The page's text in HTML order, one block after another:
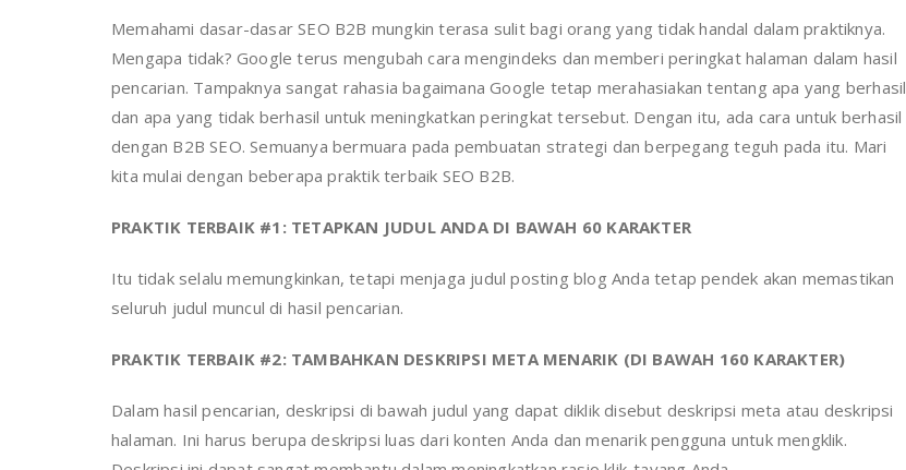
Memahami dasar-dasar SEO B2B mungkin terasa sulit bagi orang yang tidak handal dalam praktiknya.
Mengapa tidak? Google terus mengubah cara mengindeks dan memberi peringkat halaman dalam hasil
pencarian. Tampaknya sangat rahasia bagaimana Google tetap merahasiakan tentang apa yang berhasil
dan apa yang tidak berhasil untuk meningkatkan peringkat tersebut. Dengan itu, ada cara untuk berhasil
dengan B2B SEO. Semuanya bermuara pada pembuatan strategi dan berpegang teguh pada itu. Mari
kita mulai dengan beberapa praktik terbaik SEO B2B.
PRAKTIK TERBAIK #1: TETAPKAN JUDUL ANDA DI BAWAH 60 KARAKTER
Itu tidak selalu memungkinkan, tetapi menjaga judul posting blog Anda tetap pendek akan memastikan
seluruh judul muncul di hasil pencarian.
PRAKTIK TERBAIK #2: TAMBAHKAN DESKRIPSI META MENARIK (DI BAWAH 160 KARAKTER)
Dalam hasil pencarian, deskripsi di bawah judul yang dapat diklik disebut deskripsi meta atau deskripsi
halaman. Ini harus berupa deskripsi luas dari konten Anda dan menarik pengguna untuk mengklik.